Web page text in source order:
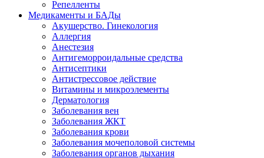
Репелленты
Медикаменты и БАДы
Акушерство. Гинекология
Аллергия
Анестезия
Антигеморроидальные средства
Антисептики
Антистрессовое действие
Витамины и микроэлементы
Дерматология
Заболевания вен
Заболевания ЖКТ
Заболевания крови
Заболевания мочеполовой системы
Заболевания органов дыхания